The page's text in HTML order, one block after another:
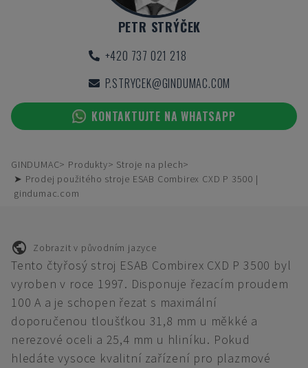
PETR STRÝČEK
+420 737 021 218
P.STRYCEK@GINDUMAC.COM
KONTAKTUJTE NA WHATSAPP
GINDUMAC Produkty
Stroje na plech
➤ Prodej použitého stroje ESAB Combirex CXD P 3500 |
gindumac.com
Zobrazit v původním jazyce
Tento čtyřosý stroj ESAB Combirex CXD P 3500 byl
vyroben v roce 1997. Disponuje řezacím proudem
100 A a je schopen řezat s maximální
doporučenou tloušťkou 31,8 mm u měkké a
nerezové oceli a 25,4 mm u hliníku. Pokud
hledáte vysoce kvalitní zařízení pro plazmové